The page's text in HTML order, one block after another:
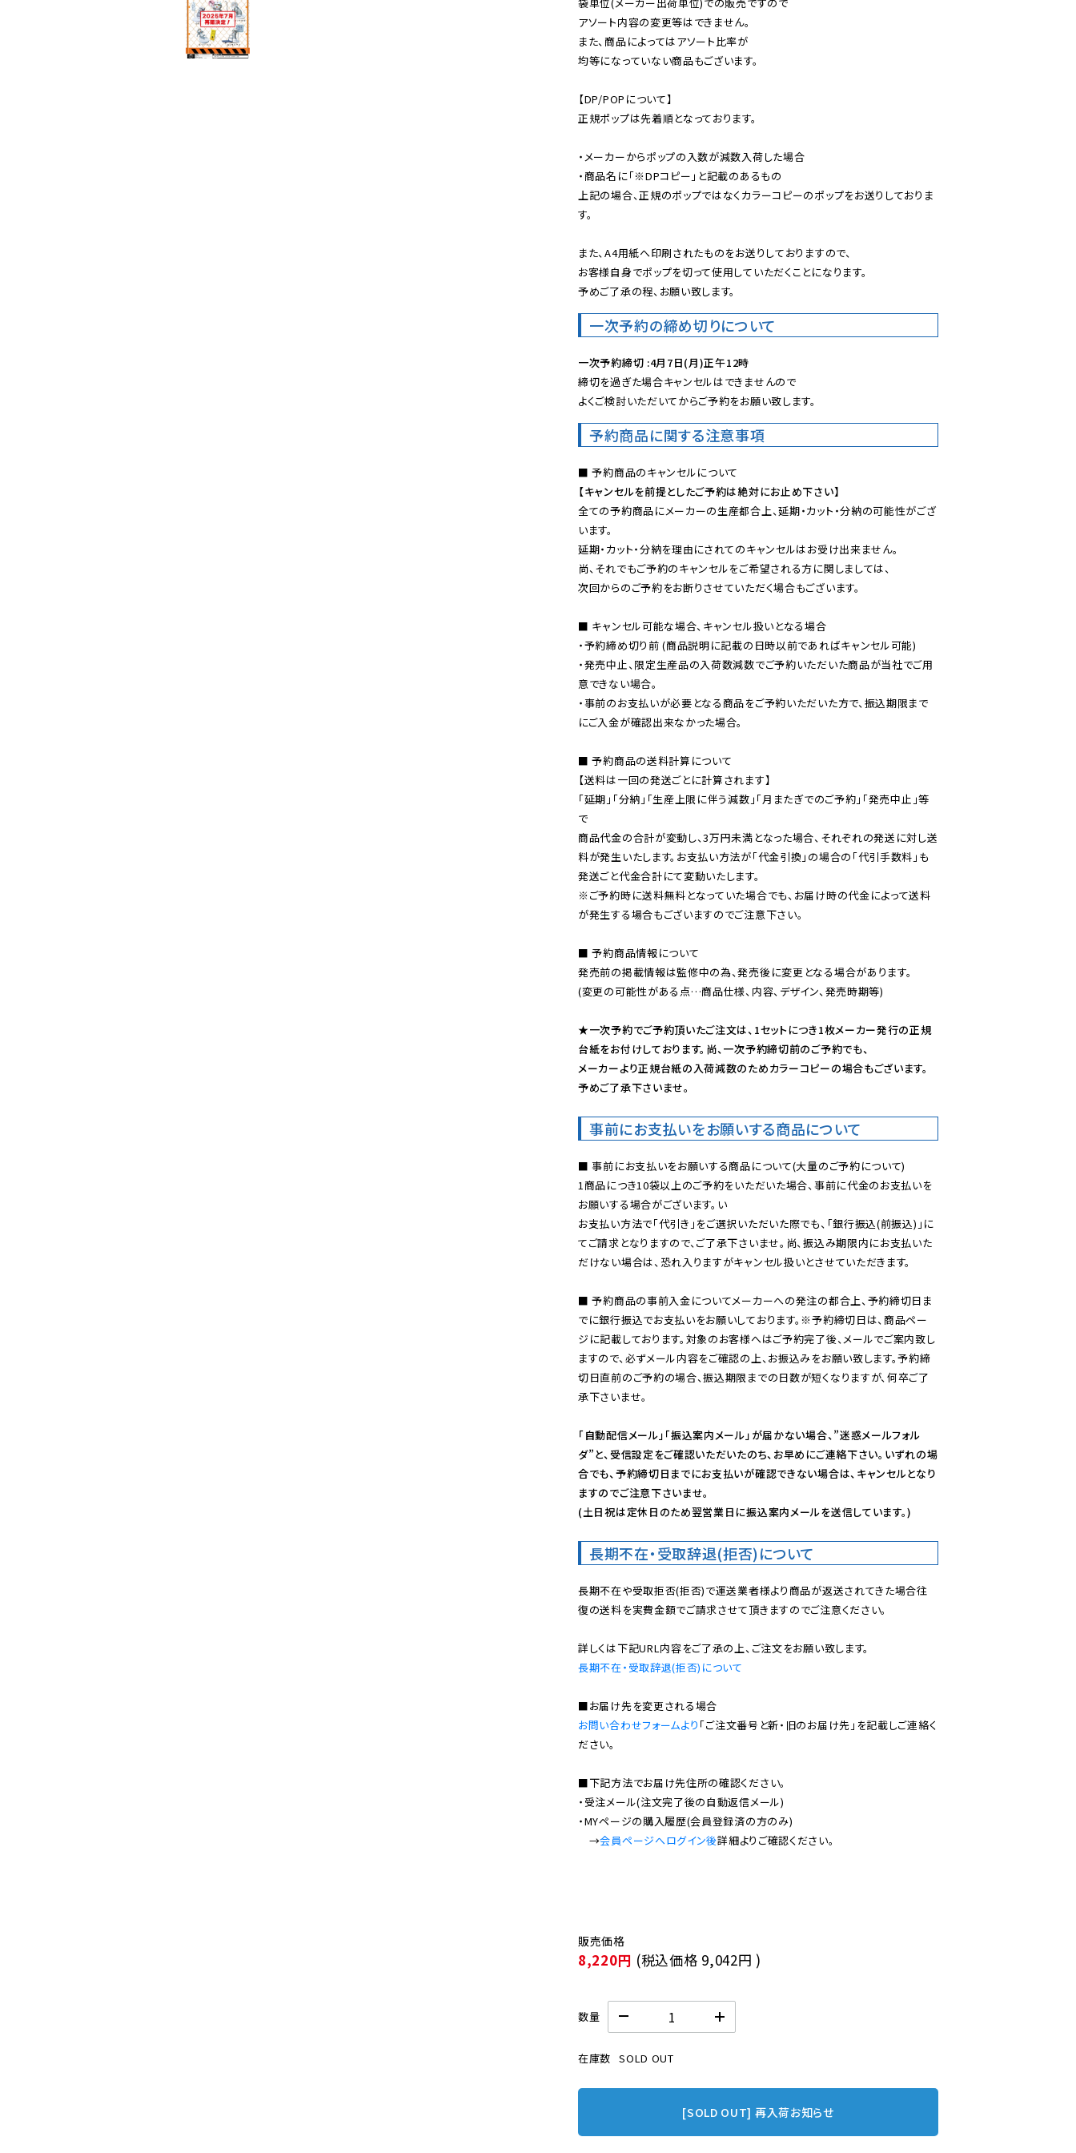
アソート内容の変更等はできません。
また、商品によってはアソート比率が
均等になっていない商品もございます。
【DP/POPについて】
正規ポップは先着順となっております。
・メーカーからポップの入数が減数入荷した場合
・商品名に「※DPコピー」と記載のあるもの
上記の場合、正規のポップではなくカラーコピーのポップをお送りしておりま
す。
また、A4用紙へ印刷されたものをお送りしておりますので、
お客様自身でポップを切って使用していただくことになります。
予めご了承の程、お願い致します。
一次予約の締め切りについて
一次予約締切 :4月7日(月)正午12時
締切を過ぎた場合キャンセルはできませんので
よくご検討いただいてからご予約をお願い致します。
予約商品に関する注意事項
【キャンセルを前提としたご予約は絶対にお止め下さい】
全ての予約商品にメーカーの生産都合上、延期・カット・分納の可能性がござ
います。
延期・カット・分納を理由にされてのキャンセルはお受け出来ません。
尚、それでもご予約のキャンセルをご希望される方に関しましては、
次回からのご予約をお断りさせていただく場合もございます。
■ キャンセル可能な場合、キャンセル扱いとなる場合
・予約締め切り前 (商品説明に記載の日時以前であればキャンセル可能)
・発売中止、限定生産品の入荷数減数でご予約いただいた商品が当社でご用
意できない場合。
・事前のお支払いが必要となる商品をご予約いただいた方で、振込期限まで
にご入金が確認出来なかった場合。
■ 予約商品の送料計算について
【送料は一回の発送ごとに計算されます】
「延期」「分納」「生産上限に伴う減数」「月またぎでのご予約」「発売中止」等
で
商品代金の合計が変動し、3万円未満となった場合、それぞれの発送に対し送
料が発生いたします。お支払い方法が「代金引換」の場合の「代引手数料」も
※ご予約時に送料無料となっていた場合でも、お届け時の代金によって送料
が発生する場合もございますのでご注意下さい。
■ 予約商品情報について
発売前の掲載情報は監修中の為、発売後に変更となる場合があります。
(変更の可能性がある点…商品仕様、内容、デザイン、発売時期等)
★一次予約でご予約頂いたご注文は、1セットにつき1枚メーカー発行の正規
台紙をお付けしております。尚、一次予約締切前のご予約でも、
メーカーより正規台紙の入荷減数のためカラーコピーの場合もございます。
予めご了承下さいませ。
事前にお支払いをお願いする商品について
■ 事前にお支払いをお願いする商品について(大量のご予約について)
1商品につき10袋以上のご予約をいただいた場合、事前に代金のお支払いを
お願いする場合がございます。い
お支払い方法で「代引き」をご選択いただいた際でも、「銀行振込(前振込)」に
てご請求となりますので、ご了承下さいませ。尚、振込み期限内にお支払いた
だけない場合は、恐れ入りますがキャンセル扱いとさせていただきます。
■ 予約商品の事前入金についてメーカーへの発注の都合上、予約締切日ま
でに銀行振込でお支払いをお願いしております。※予約締切日は、商品ペー
ジに記載しております。対象のお客様へはご予約完了後、メールでご案内致し
ますので、必ずメール内容をご確認の上、お振込みをお願い致します。予約締
切日直前のご予約の場合、振込期限までの日数が短くなりますが、何卒ご了
承下さいませ。
「自動配信メール」「振込案内メール」が届かない場合、”迷惑メールフォル
ダ”と、受信設定をご確認いただいたのち、お早めにご連絡下さい。いずれの場
合でも、予約締切日までにお支払いが確認できない場合は、キャンセルとなり
ますのでご注意下さいませ。
(土日祝は定休日のため翌営業日に振込案内メールを送信しています。)
長期不在・受取辞退(拒否)について
長期不在や受取拒否(拒否)で運送業者様より商品が返送されてきた場合往
復の送料を実費金額でご請求させて頂きますのでご注意ください。
長期不在・受取辞退(拒否)について
お問い合わせフォームより 「ご注文番号と新・旧のお届け先」を記載しご連絡く
ださい。
■下記方法でお届け先住所の確認ください。
・受注メール(注文完了後の自動返信メール)
・MYページの購入履歴(会員登録済の方のみ)
→会員ページへログイン後
8,220円 (税込価格 9,042円 )
数量
在庫数 SOLD OUT
[SOLD OUT] 再入荷お知らせ